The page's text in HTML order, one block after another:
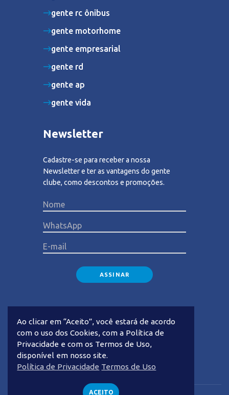
gente rc ônibus
gente motorhome
gente empresarial
gente rd
gente ap
gente vida
Newsletter
Cadastre-se para receber a nossa
Newsletter e ter as vantagens do gente
clube, como descontos e promoções.
Privacidade Termos de Uso
Ao clicar em “Aceito”, você estará de acordo
com o uso dos Cookies, com a Política de
Privacidade e com os Termos de Uso,
disponível em nosso site.
Política de Privacidade Termos de Uso
ACEITO